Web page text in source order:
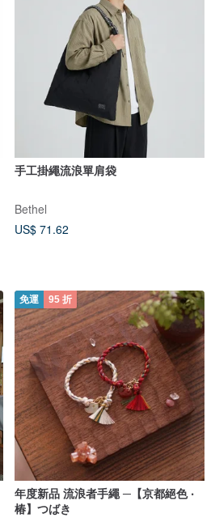
手工掛繩流浪單肩袋
Bethel
US$ 71.62
免運 95 折
年度新品 流浪者手繩 ─【京都絕色 ‧
椿】つばき